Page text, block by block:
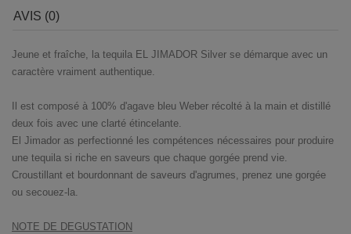
AVIS (0)
Jeune et fraîche, la tequila EL JIMADOR Silver se démarque avec un
caractère vraiment authentique.
Il est composé à 100% d'agave bleu Weber récolté à la main et distillé
deux fois avec une clarté étincelante.
El Jimador as perfectionné les compétences nécessaires pour produire
une tequila si riche en saveurs que chaque gorgée prend vie.
Croustillant et bourdonnant de saveurs d'agrumes, prenez une gorgée
ou secouez-la.
NOTE DE DEGUSTATION